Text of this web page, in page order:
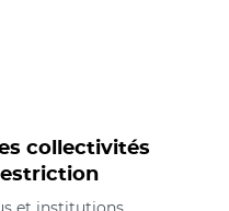
collectivités